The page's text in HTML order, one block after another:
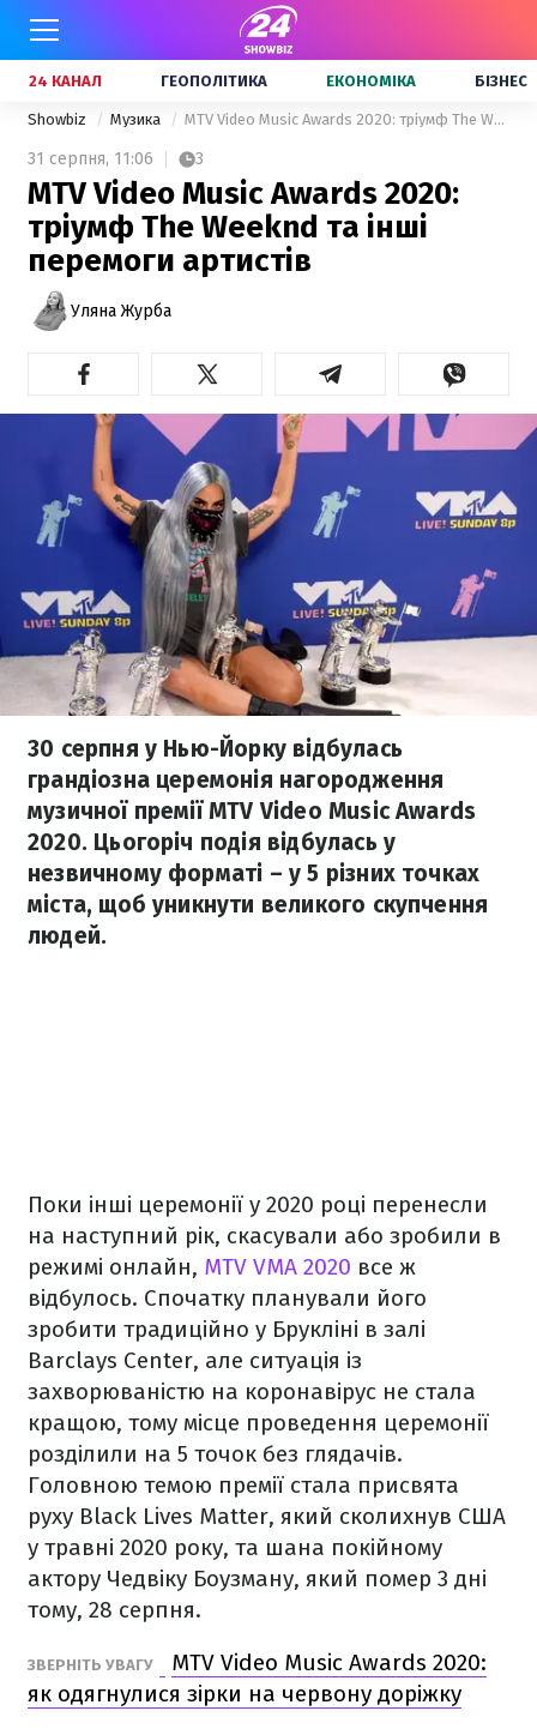
24 КАНАЛ ГЕОПОЛІТИКА ЕКОНОМІКА БІЗНЕС
Showbiz Музика MTV Video Music Awards 2020: тріумф The Weeknd та інші перемоги артистів
31 серпня, 11:06 3
MTV Video Music Awards 2020:
тріумф The Weeknd та інші
перемоги артистів
Уляна Журба
30 серпня у Нью-Йорку відбулась
грандіозна церемонія нагородження
музичної премії MTV Video Music Awards
2020. Цьогоріч подія відбулась у
незвичному форматі – у 5 різних точках
міста, щоб уникнути великого скупчення
людей.
Поки інші церемонії у 2020 році перенесли
на наступний рік, скасували або зробили в
режимі онлайн, MTV VMA 2020 все ж
відбулось. Спочатку планували його
зробити традиційно у Брукліні в залі
Barclays Center, але ситуація із
захворюваністю на коронавірус не стала
кращою, тому місце проведення церемонії
розділили на 5 точок без глядачів.
Головною темою премії стала присвята
руху Black Lives Matter, який сколихнув США
у травні 2020 року, та шана покійному
актору Чедвіку Боузману, який помер 3 дні
тому, 28 серпня.
ЗВЕРНІТЬ УВАГУ
MTV Video Music Awards 2020:
як одягнулися зірки на червону доріжку